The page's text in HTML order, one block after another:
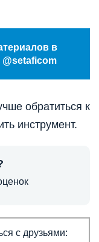
в
обратиться к
инструмент.
с друзьями: